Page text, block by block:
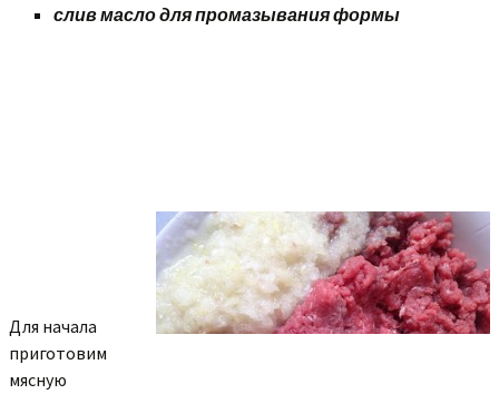
слив масло для промазывания формы
Для начала
приготовим
мясную